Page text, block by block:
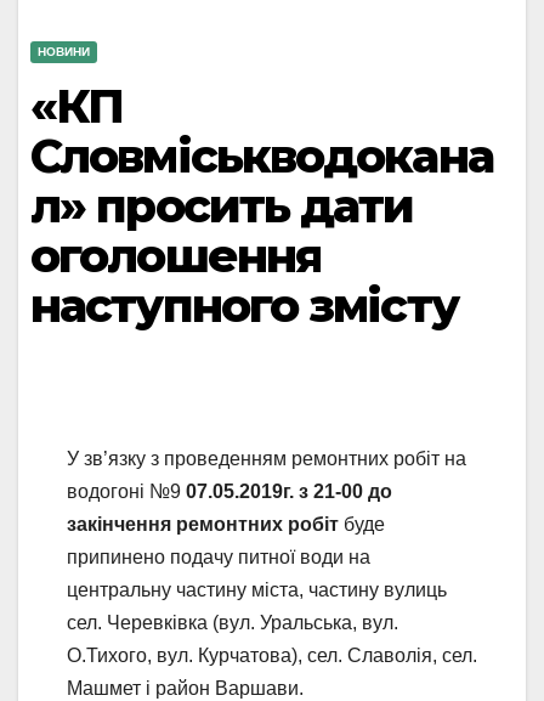
НОВИНИ
«КП
Словміськводокана
л» просить дати
оголошення
наступного змісту
У зв’язку з проведенням ремонтних робіт на
водогоні №9 07.05.2019г. з 21-00 до
закінчення ремонтних робіт буде
припинено подачу питної води на
центральну частину міста, частину вулиць
сел. Черевківка (вул. Уральська, вул.
О.Тихого, вул. Курчатова), сел. Славолія, сел.
Машмет і район Варшави.